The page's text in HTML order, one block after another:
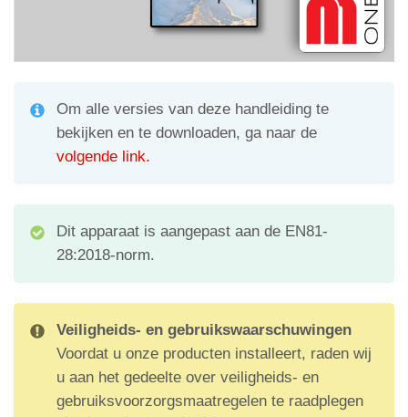
Om alle versies van deze handleiding te
bekijken en te downloaden, ga naar de
volgende link.
Dit apparaat is aangepast aan de EN81-
28:2018-norm.
Veiligheids- en gebruikswaarschuwingen
Voordat u onze producten installeert, raden wij
u aan het gedeelte over veiligheids- en
gebruiksvoorzorgsmaatregelen te raadplegen